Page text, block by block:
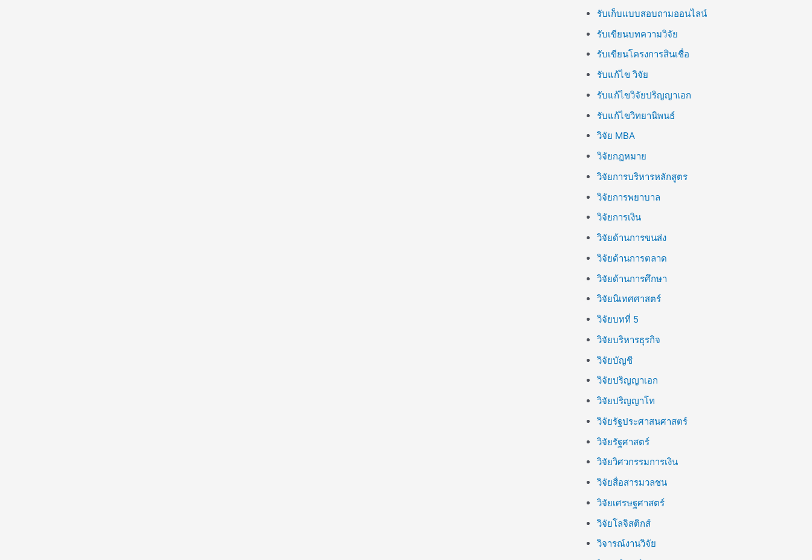
รับเก็บแบบสอบถามออนไลน์
รับเขียนบทความวิจัย
รับเขียนโครงการสินเชื่อ
รับแก้ไข วิจัย
รับแก้ไขวิจัยปริญญาเอก
รับแก้ไขวิทยานิพนธ์
วิจัย MBA
วิจัยกฎหมาย
วิจัยการบริหารหลักสูตร
วิจัยการพยาบาล
วิจัยการเงิน
วิจัยด้านการขนส่ง
วิจัยด้านการตลาด
วิจัยด้านการศึกษา
วิจัยนิเทศศาสตร์
วิจัยบทที่ 5
วิจัยบริหารธุรกิจ
วิจัยบัญชี
วิจัยปริญญาเอก
วิจัยปริญญาโท
วิจัยรัฐประศาสนศาสตร์
วิจัยรัฐศาสตร์
วิจัยวิศวกรรมการเงิน
วิจัยสื่อสารมวลชน
วิจัยเศรษฐศาสตร์
วิจัยโลจิสติกส์
วิจารณ์งานวิจัย